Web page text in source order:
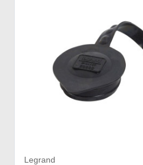
Legrand